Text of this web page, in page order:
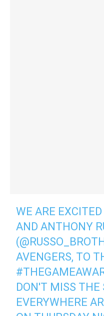
WE ARE
AND ANTHONY
(
AVENGERS, TO
DON'T MISS
EVERYWHERE